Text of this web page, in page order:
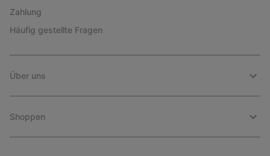
Zahlung
Häufig gestellte Fragen
Über uns
Shoppen